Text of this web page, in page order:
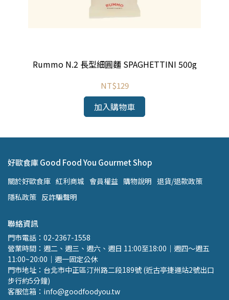
Rummo N.2 長型細圓麵 SPAGHETTINI 500g
NT$129
加入購物車
好歐食庫 Good Food You Gourmet Shop
關於好歐食庫 紅利商城 會員權益 購物說明 退貨/退款政策
隱私政策 反詐騙聲明
聯絡資訊
門市電話：02-2367-1558
營業時間：週二、週三、週六、週日 11:00至18:00｜週四～週五
11:00~20:00｜週一固定公休
門市地址：台北市中正區汀州路二段189號 (近古亭捷運站2號出口
步行約5分鐘)
客服信箱：info@goodfoodyou.tw